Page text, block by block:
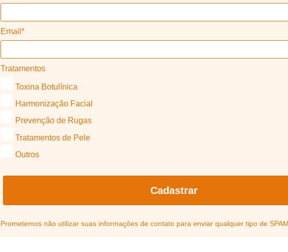
Email*
Tratamentos
Toxina Botulínica
Harmonização Facial
Prevenção de Rugas
Tratamentos de Pele
Outros
Cadastrar
Prometemos não utilizar suas informações de contato para enviar qualquer tipo de